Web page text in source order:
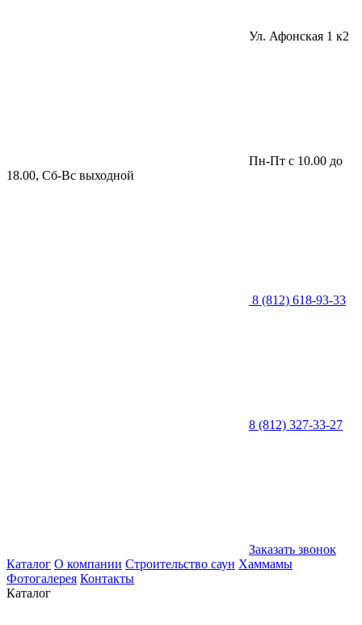
Ул. Афонская 1 к2
Пн-Пт с 10.00 до
18.00, Сб-Вс выходной
8 (812) 618-93-33
8 (812) 327-33-27
Заказать звонок
Каталог О компании Строительство саун Хаммамы
Фотогалерея Контакты
Каталог